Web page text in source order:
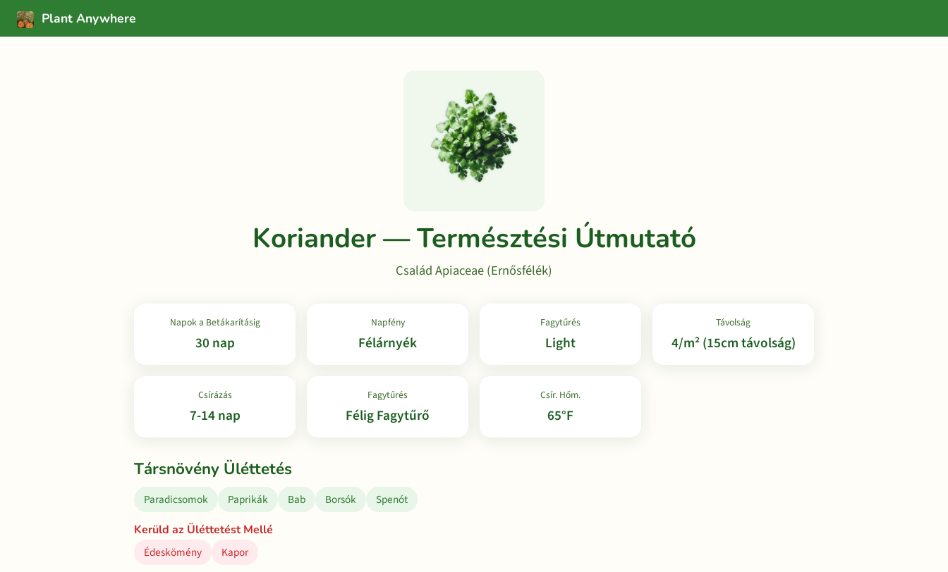
Plant Anywhere
Koriander — Természtési Útmutató
Család Apiaceae (Ernősfélék)
Napok a Betákarításig
30 nap
Napfény
Félárnyék
Fagytűrés
Light
Távolság
4/m² (15cm távolság)
Csírázás
7-14 nap
Fagytűrés
Félig Fagytűrő
Csír. Hőm.
65°F
Társnövény Üléttetés
Paradicsomok Paprikák Bab Borsók
Spenót
Kerüld az Üléttetést Mellé
Édeskömény
Kapor